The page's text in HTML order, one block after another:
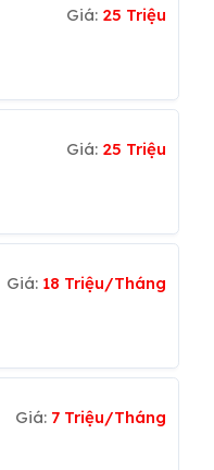
Giá: 25 Triệu
Giá: 25 Triệu
Giá: 18 Triệu/Tháng
Giá: 7 Triệu/Tháng